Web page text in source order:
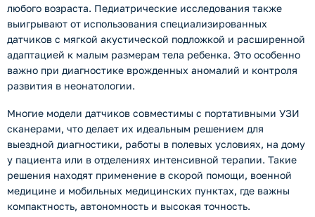
любого возраста. Педиатрические исследования также
выигрывают от использования специализированных
датчиков с мягкой акустической подложкой и расширенной
адаптацией к малым размерам тела ребенка. Это особенно
важно при диагностике врожденных аномалий и контроля
развития в неонатологии.
Многие модели датчиков совместимы с портативными УЗИ
сканерами, что делает их идеальным решением для
выездной диагностики, работы в полевых условиях, на дому
у пациента или в отделениях интенсивной терапии. Такие
решения находят применение в скорой помощи, военной
медицине и мобильных медицинских пунктах, где важны
компактность, автономность и высокая точность.